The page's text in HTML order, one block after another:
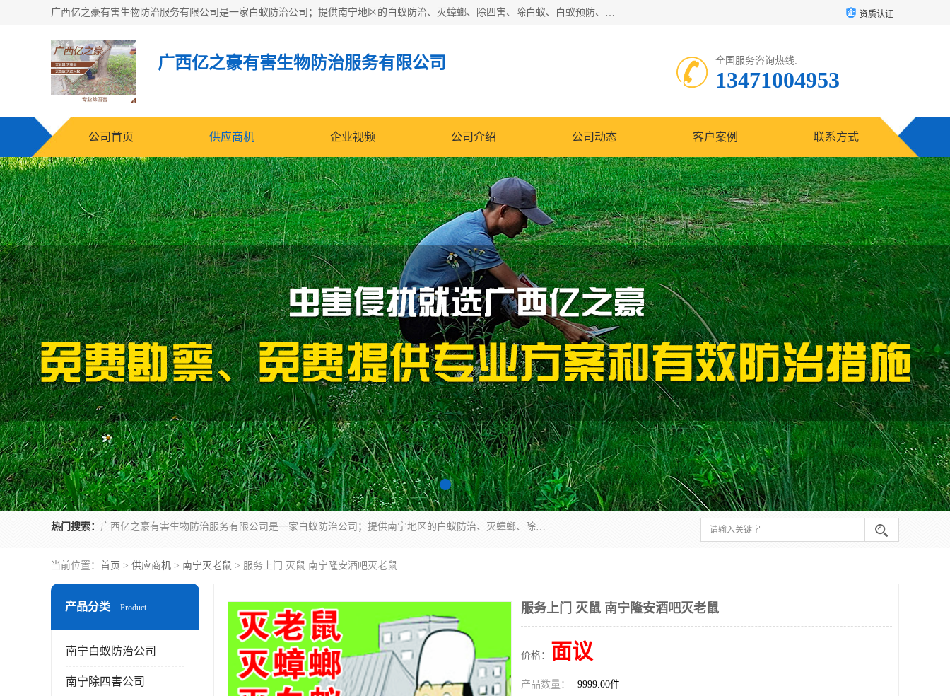
广西亿之豪有害生物防治服务有限公司是一家白蚁防治公司；提供南宁地区的白蚁防治、灭蟑螂、除四害、除白蚁、白蚁预防、消毒等服务，广西亿之豪有害生物防治服务有限公司专业灭蟑螂,灭鼠,除四害,服务上门,安全环保,售后保障,一次消杀，竭诚为您服务. 资质认证
广西亿之豪有害生物防治服务有限公司 全国服务咨询热线:
13471004953
公司首页 供应商机 企业视频 公司介绍 公司动态 客户案例 联系方式
热门搜索： 广西亿之豪有害生物防治服务有限公司是一家白蚁防治公司；提供南宁地区的白蚁防治、灭蟑螂、除四害、除白蚁、白蚁预防、消毒等服务，广西亿之豪有害生物防治服务有限公司专业灭蟑螂,灭鼠,除四害,服务上门,安全环保,售后保障,一次消杀，竭诚为您服务.
当前位置： 首页 > 供应商机 > 南宁灭老鼠 > 服务上门 灭鼠 南宁隆安酒吧灭老鼠
产品分类 Product
南宁白蚁防治公司
南宁除四害公司
服务上门 灭鼠 南宁隆安酒吧灭老鼠
价格： 面议
产品数量： 9999.00件